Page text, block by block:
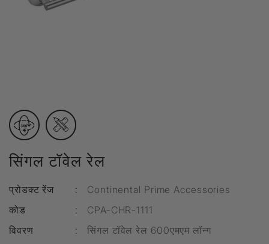
सिंगल टॉवेल रेल
प्रोडक्ट रेंज :
Continental Prime Accessories
कोड
:
CPA-CHR-1111
विवरण
:
सिंगल टॉवेल रेल 600एमएम लॉन्ग